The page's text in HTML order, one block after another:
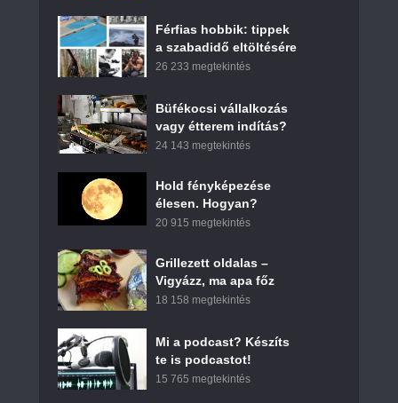
Férfias hobbik: tippek
a szabadidő eltöltésére
26 233 megtekintés
Büfékocsi vállalkozás
vagy étterem indítás?
24 143 megtekintés
Hold fényképezése
élesen. Hogyan?
20 915 megtekintés
Grillezett oldalas –
Vigyázz, ma apa főz
18 158 megtekintés
Mi a podcast? Készíts
te is podcastot!
15 765 megtekintés